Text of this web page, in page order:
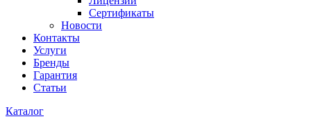
Сертификаты
Новости
Контакты
Услуги
Бренды
Гарантия
Статьи
Каталог